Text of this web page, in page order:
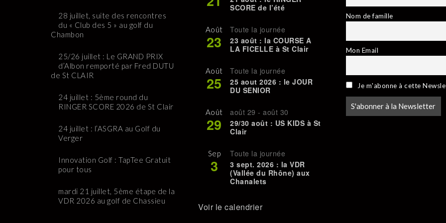
28 juillet, suite des rencontres
du « Club des 5 » au golf du
Chambon
25/26 juillet : Le GRAND PRIX
d’Albon remporté par Fred DUTU
de St CLAIR
24 juillet : 5ème round du
RINGER SCORE 2026 de St Clair
24 juillet : l’ASGRA au Golf du
Verger
Innovation Golf : TapTee Gratuit
pour tous
mardi 21 juillet, 5ème étape de la
VDR 2026 au golf de Chassieu
SCORE de l’été
Août
23
Toute la journée
23 août : la COURSE A
LA FICELLE à St Clair
Août
25
Toute la journée
25 aout 2026 : le JOUR
DU SENIOR
Août
29
août 29 -août 30
29/30 août : US KIDS à St
Clair
Sep
3
Toute la journée
3 sept. 2026 : la VDR
(Vallée du Rhône) aux
Chanalets
Voir le calendrier
Nom de famille
Mon Email
Je m'abonne à cette